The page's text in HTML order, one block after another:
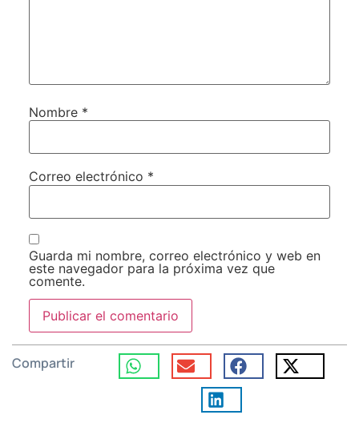
Nombre *
Correo electrónico *
Guarda mi nombre, correo electrónico y web en
este navegador para la próxima vez que
comente.
Compartir